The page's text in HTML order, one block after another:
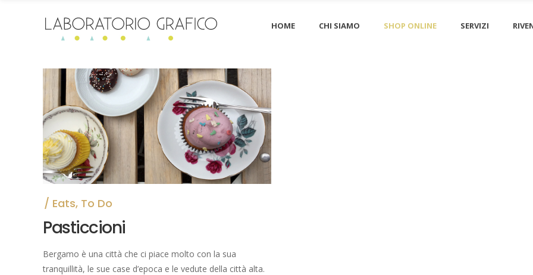
HOME CHI SIAMO SHOP ONLINE SERVIZI
Eats, To Do
Pasticcioni
Bergamo è una città che ci piace molto con la sua
tranquillità, le sue case d’epoca e le vedute della città alta.